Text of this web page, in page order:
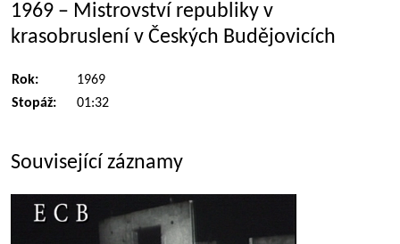
1969 – Mistrovství republiky v
krasobruslení v Českých Budějovicích
Rok:
1969
Stopáž:
01:32
Související záznamy